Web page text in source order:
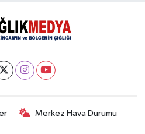
Merkez Hava Durumu